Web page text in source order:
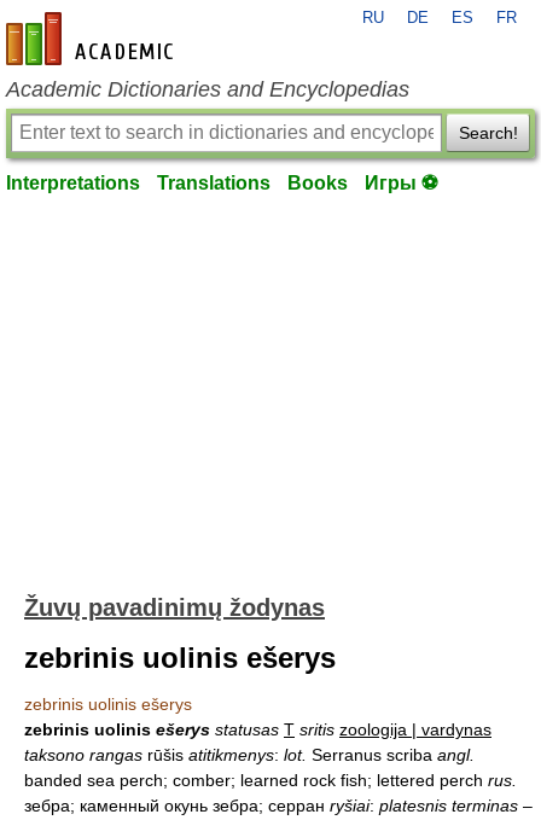
en-academic.com
RU DE ES FR
Academic Dictionaries and Encyclopedias
Search!
Interpretations Translations Books Игры ⚽
Žuvų pavadinimų žodynas
zebrinis uolinis ešerys
zebrinis uolinis ešerys
zebrinis uolinis ešerys statusas T sritis zoologija | vardynas
taksono rangas rūšis atitikmenys: lot. Serranus scriba angl.
banded sea perch; comber; learned rock fish; lettered perch rus.
зебра; каменный окунь зебра; серран ryšiai: platesnis terminas –